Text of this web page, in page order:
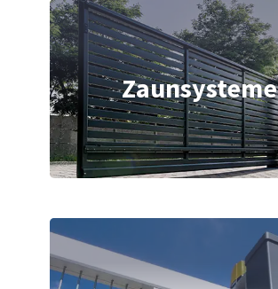
Zaunsysteme